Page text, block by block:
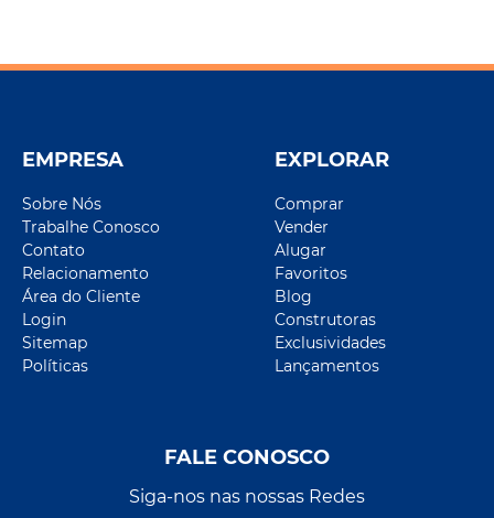
EMPRESA
Sobre Nós
Trabalhe Conosco
Contato
Relacionamento
Área do Cliente
Login
Sitemap
Políticas
EXPLORAR
Comprar
Vender
Alugar
Favoritos
Blog
Construtoras
Exclusividades
Lançamentos
FALE CONOSCO
Siga-nos nas nossas Redes